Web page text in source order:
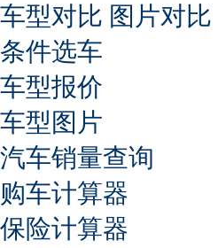
车型对比 图片对比
条件选车
车型报价
车型图片
汽车销量查询
购车计算器
保险计算器